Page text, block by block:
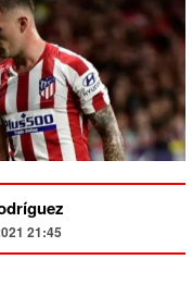
21:45